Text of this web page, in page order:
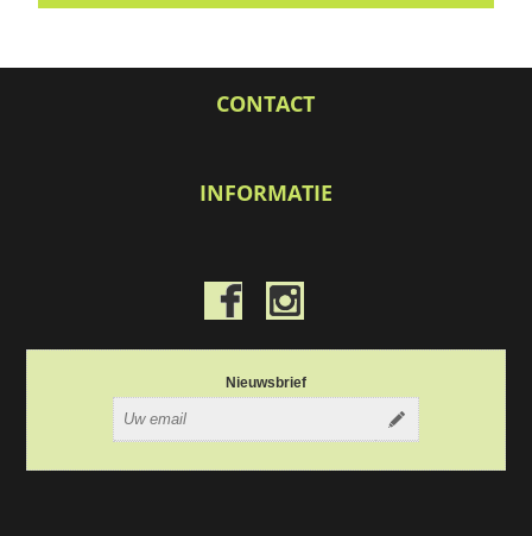
CONTACT
INFORMATIE
Nieuwsbrief